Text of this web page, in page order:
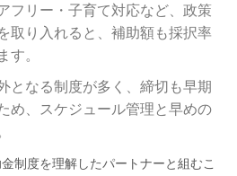
フリー・子育て対応など、政策
取り入れると、補助額も採択率
す。
となる制度が多く、締切も早期
め、スケジュール管理と早めの
制度を理解したパートナーと組むこ